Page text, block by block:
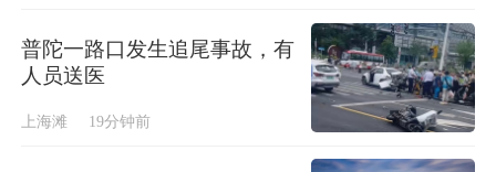
普陀一路口发生追尾事故，有
人员送医
上海滩 19分钟前